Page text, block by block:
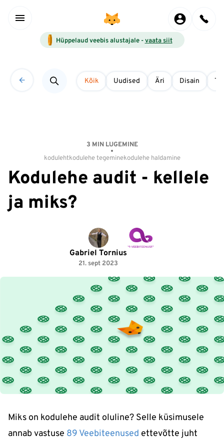
Hüppelaud veebis alustajale -vaata siit
Kõik Uudised Äri Disain
3 MIN LUGEMINE
kodulehtkodulehe tegeminekodulehe haldamine
Kodulehe audit - kellele
ja miks?
Gabriel Tornius
21. sept 2023
Miks on kodulehe audit oluline? Selle küsimusele
annab vastuse 89 Veebiteenused ettevõtte juht